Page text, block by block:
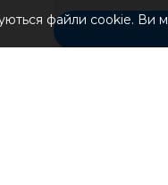
файли cookie. Ви